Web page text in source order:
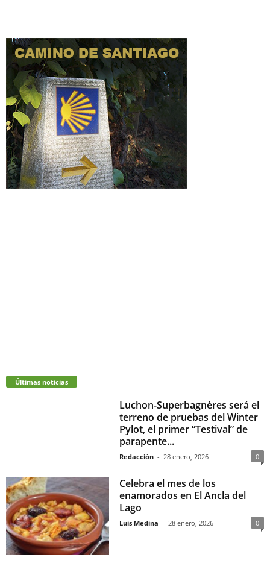
Últimas noticias
Luchon-Superbagnères será el
terreno de pruebas del Winter
Pylot, el primer “Testival” de
parapente...
Redacción - 28 enero, 2026 0
Celebra el mes de los
enamorados en El Ancla del
Lago
Luis Medina - 28 enero, 2026 0